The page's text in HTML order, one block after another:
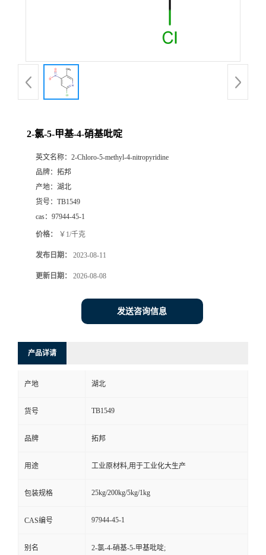
2-氯-5-甲基-4-硝基吡啶
英文名称： 2-Chloro-5-methyl-4-nitropyridine
品牌： 拓邦
产地： 湖北
货号： TB1549
cas： 97944-45-1
价格： ￥1/千克
发布日期： 2023-08-11
更新日期： 2026-08-08
发送咨询信息
产品详请
产地 湖北
货号 TB1549
品牌 拓邦
用途 工业原材料,用于工业化大生产
包装规格 25kg/200kg/5kg/1kg
CAS编号 97944-45-1
别名 2-氯-4-硝基-5-甲基吡啶;